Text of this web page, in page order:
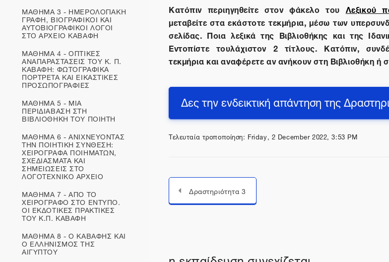
Κατόπιν περιηγηθείτε στον φάκελο του Λεξικού
μεταβείτε στα εκάστοτε τεκμήρια, μέσω των
σελίδας. Ποια λεξικά της Βιβλιοθήκης και της
Εντοπίστε τουλάχιστον 2 τίτλους. Κατόπιν,
τεκμήρια και αναφέρετε αν ανήκουν στη Βιβλιοθήκη ή
Δες την ενδεικτική απάντηση της
Τελευταία τροποποίηση: Friday, 2 December 2022, 3:53 PM
Δραστηριότητα 3
ΜΑΘΗΜΑ 3 - ΗΜΕΡΟΛΟΓΙΑΚΗ
ΓΡΑΦΗ, ΒΙΟΓΡΑΦΙΚΟΙ ΚΑΙ
ΑΥΤΟΒΙΟΓΡΑΦΙΚOΙ ΛΟΓΟΙ
ΣΤΟ ΑΡΧΕΙΟ ΚΑΒΑΦΗ
ΜΑΘΗΜΑ 4 - ΟΠΤΙΚΕΣ
ΑΝΑΠΑΡΑΣΤΑΣΕΙΣ ΤΟΥ Κ. Π.
ΚΑΒΑΦΗ: ΦΩΤΟΓΡΑΦΙΚΑ
ΠΟΡΤΡΕΤΑ ΚΑΙ ΕΙΚΑΣΤΙΚΕΣ
ΠΡΟΣΩΠΟΓΡΑΦΙΕΣ
ΜΑΘΗΜΑ 5 - ΜΙΑ
ΠΕΡΙΔΙΑΒΑΣΗ ΣΤΗ
ΒΙΒΛΙΟΘΗΚΗ ΤΟΥ ΠΟΙΗΤΗ
ΜΑΘΗΜΑ 6 - ΑΝΙΧΝΕΥΟΝΤΑΣ
ΤΗΝ ΠΟΙΗΤΙΚΗ ΣΥΝΘΕΣΗ:
ΧΕΙΡΟΓΡΑΦΑ ΠΟΙΗΜΑΤΩΝ,
ΣΧΕΔΙΑΣΜΑΤΑ ΚΑΙ
ΣΗΜΕΙΩΣΕΙΣ ΣΤΟ
ΛΟΓΟΤΕΧΝΙΚΟ ΑΡΧΕΙΟ
ΜΑΘΗΜΑ 7 - ΑΠΟ ΤΟ
ΧΕΙΡΟΓΡΑΦΟ ΣΤΟ ΕΝΤΥΠΟ.
ΟΙ ΕΚΔΟΤΙΚΕΣ ΠΡΑΚΤΙΚΕΣ
ΤΟΥ Κ.Π. ΚΑΒΑΦΗ
ΜΑΘΗΜΑ 8 - Ο ΚΑΒΑΦΗΣ ΚΑΙ
Ο ΕΛΛΗΝΙΣΜΟΣ ΤΗΣ
ΑΙΓΥΠΤΟΥ